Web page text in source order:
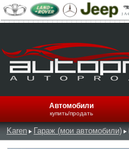
Автомобили
купить/продать
Karen Гараж (мои автомобили)